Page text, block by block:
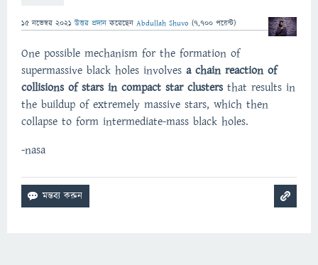
15 নভেম্বর 2021 উত্তর প্রদান করেছেন Abdullah Shuvo (7,700 পয়েন্ট)
One possible mechanism for the formation of
supermassive black holes involves a chain reaction of
collisions of stars in compact star clusters that results in
the buildup of extremely massive stars, which then
collapse to form intermediate-mass black holes.
-nasa